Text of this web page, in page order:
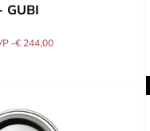
GUBI
-€ 244,00